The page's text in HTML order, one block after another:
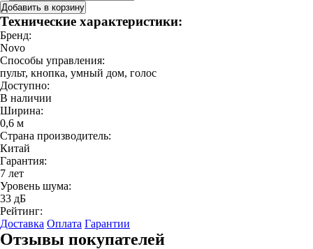
Добавить в корзину
Технические характеристики:
Бренд:
Novo
Способы управления:
пульт, кнопка, умный дом, голос
Доступно:
В наличии
Ширина:
0,6 м
Страна производитель:
Китай
Гарантия:
7 лет
Уровень шума:
33 дБ
Рейтинг:
Доставка Оплата Гарантии
Отзывы покупателей